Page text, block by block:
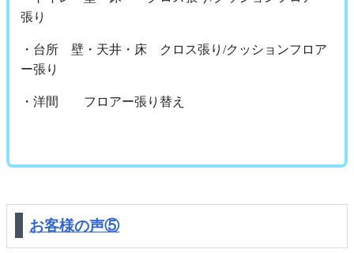
張り
・台所 壁・天井・床 クロス張り/クッションフロア
ー張り
・洋間 フロアー張り替え
お客様の声⑤